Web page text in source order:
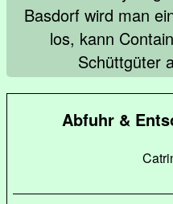
Basdorf wird man
los, kann
Schüttgüter
Abfuhr &